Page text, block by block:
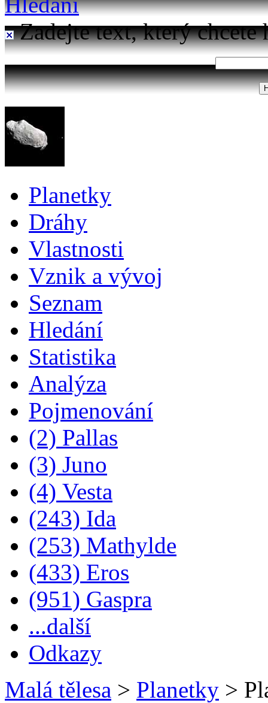
Zadejte text, který chcete
Planetky
Dráhy
Vlastnosti
Vznik a vývoj
Seznam
Hledání
Statistika
Analýza
Pojmenování
(2) Pallas
(3) Juno
(4) Vesta
(243) Ida
(253) Mathylde
(433) Eros
(951) Gaspra
...další
Odkazy
Malá tělesa > Planetky >